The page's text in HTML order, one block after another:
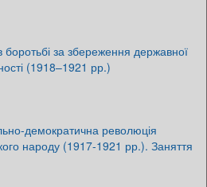
боротьбі за збереження державної
(1918–1921 рр.)
демократична революція
народу (1917-1921 рр.). Заняття